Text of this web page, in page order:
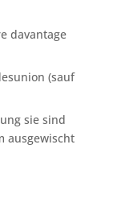
davantage
(sauf
sie sind
ausgewischt